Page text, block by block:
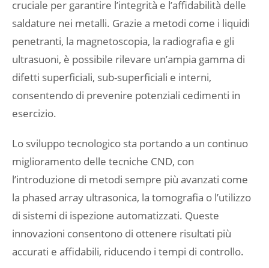
cruciale per garantire l’integrità e l’affidabilità delle
saldature nei metalli. Grazie a metodi come i liquidi
penetranti, la magnetoscopia, la radiografia e gli
ultrasuoni, è possibile rilevare un’ampia gamma di
difetti superficiali, sub-superficiali e interni,
consentendo di prevenire potenziali cedimenti in
esercizio.
Lo sviluppo tecnologico sta portando a un continuo
miglioramento delle tecniche CND, con
l’introduzione di metodi sempre più avanzati come
la phased array ultrasonica, la tomografia o l’utilizzo
di sistemi di ispezione automatizzati. Queste
innovazioni consentono di ottenere risultati più
accurati e affidabili, riducendo i tempi di controllo.